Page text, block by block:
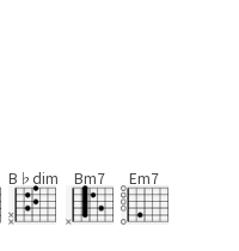
B♭dim Bm7 Em7